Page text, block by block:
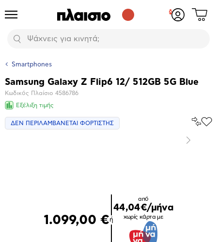
Προϊόντα
Αναζήτηση
Δες
Smartphones
Βασικά
χαρακτηριστικά
Samsung Galaxy Z Flip6 12/ 512GB 5G Blue
Κωδικός Πλαίσιο 4586786
Εξέλιξη τιμής
ΔΕΝ ΠΕΡΙΛΑΜΒΑΝΕΤΑΙ ΦΟΡΤΙΣΤΗΣ
Επόμενο
1.099,00 €ή
από
44,04€/μήνα
χωρίς κάρτα με